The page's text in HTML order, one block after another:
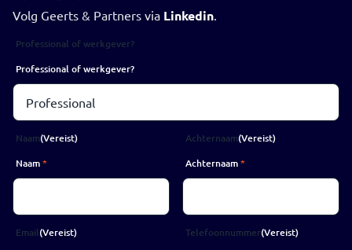
Volg Geerts & Partners via Linkedin.
Professional of werkgever?
Professional of werkgever?
Naam(Vereist)
Naam*
Achternaam(Vereist)
Achternaam*
Email(Vereist)
Telefoonnummer(Vereist)